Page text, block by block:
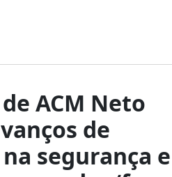
ACM Neto
de
segurança e